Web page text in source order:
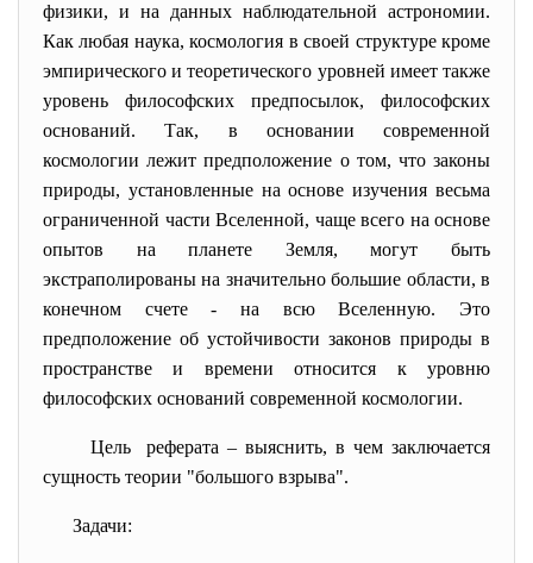
физики, и на данных наблюдательной астрономии.
Как любая наука, космология в своей структуре кроме
эмпирического и теоретического уровней имеет также
уровень философских предпосылок, философских
оснований. Так, в основании современной
космологии лежит предположение о том, что законы
природы, установленные на основе изучения весьма
ограниченной части Вселенной, чаще всего на основе
опытов на планете Земля, могут быть
экстраполированы на значительно большие области, в
конечном счете - на всю Вселенную. Это
предположение об устойчивости законов природы в
пространстве и времени относится к уровню
философских оснований современной космологии.
Цель реферата – выяснить, в чем заключается
сущность теории "большого взрыва".
Задачи: